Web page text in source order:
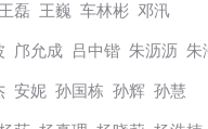
磊 王巍 车林彬 邓汛
邝允成 吕中锴 朱沥沥 朱
安妮 孙国栋 孙辉 孙慧